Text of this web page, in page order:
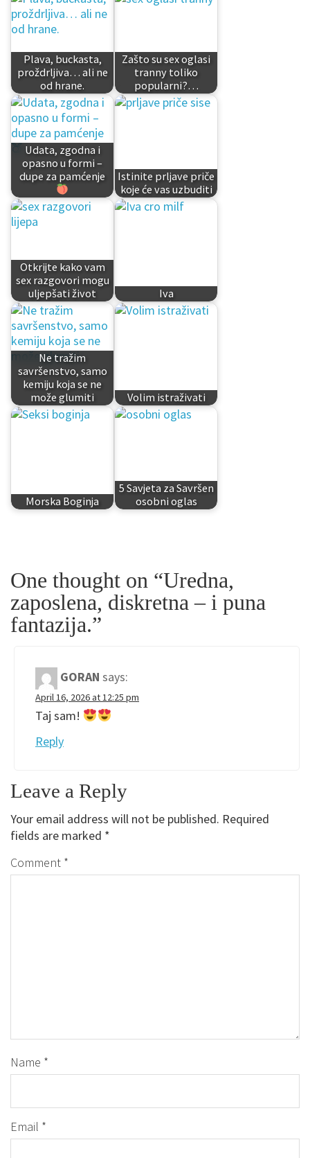
Plava, buckasta,
proždrljiva… ali ne
od hrane.
Zašto su sex oglasi
tranny toliko
popularni?…
Udata, zgodna i
opasno u formi –
dupe za pamćenje
Istinite prljave priče
koje će vas uzbuditi
Otkrijte kako vam
sex razgovori mogu
uljepšati život
Iva
Ne tražim
savršenstvo, samo
kemiju koja se ne
može glumiti
Volim istraživati
Morska Boginja
5 Savjeta za Savršen
osobni oglas
One thought on “Uredna,
zaposlena, diskretna – i puna
fantazija.”
GORAN says:
April 16, 2026 at 12:25 pm
Taj sam!
Reply
Leave a Reply
Your email address will not be published. Required
fields are marked *
Comment *
Name *
Email *